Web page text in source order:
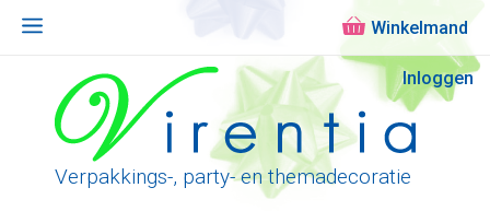
Inloggen
Verpakkings-, party- en themadecoratie
Menu